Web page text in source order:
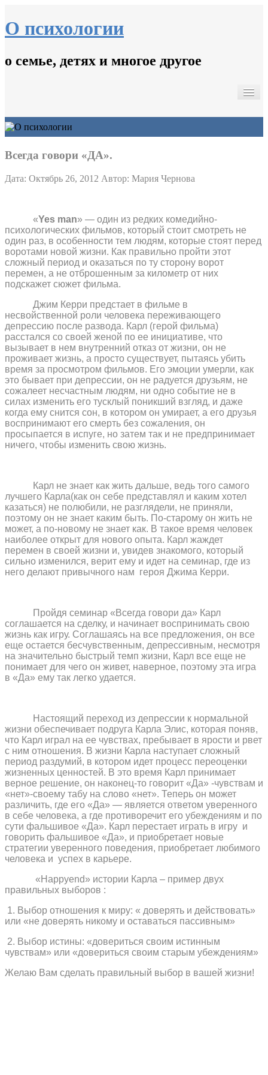
О психологии
о семье, детях и многое другое
Психологические тесты.
Кинопсихотерапия
Контакты
Всегда говори «ДА».
Дата: Октябрь 26, 2012 Автор: Мария Чернова
«Yes man» — один из редких комедийно-
психологических фильмов, который стоит смотреть не
один раз, в особенности тем людям, которые стоят перед
воротами новой жизни. Как правильно пройти этот
сложный период и оказаться по ту сторону ворот
перемен, а не отброшенным за километр от них
подскажет сюжет фильма.
Джим Керри предстает в фильме в
несвойственной роли человека переживающего
депрессию после развода. Карл (герой фильма)
расстался со своей женой по ее инициативе, что
вызывает в нем внутренний отказ от жизни, он не
проживает жизнь, а просто существует, пытаясь убить
время за просмотром фильмов. Его эмоции умерли, как
это бывает при депрессии, он не радуется друзьям, не
сожалеет несчастным людям, ни одно событие не в
силах изменить его тусклый поникший взгляд, и даже
когда ему снится сон, в котором он умирает, а его друзья
воспринимают его смерть без сожаления, он
просыпается в испуге, но затем так и не предпринимает
ничего, чтобы изменить свою жизнь.
Карл не знает как жить дальше, ведь того самого
лучшего Карла(как он себе представлял и каким хотел
казаться) не полюбили, не разглядели, не приняли,
поэтому он не знает каким быть. По-старому он жить не
может, а по-новому не знает как. В такое время человек
наиболее открыт для нового опыта. Карл жаждет
перемен в своей жизни и, увидев знакомого, который
сильно изменился, верит ему и идет на семинар, где из
него делают привычного нам героя Джима Керри.
Пройдя семинар «Всегда говори да» Карл
соглашается на сделку, и начинает воспринимать свою
жизнь как игру. Соглашаясь на все предложения, он все
еще остается бесчувственным, депрессивным, несмотря
на значительно быстрый темп жизни, Карл все еще не
понимает для чего он живет, наверное, поэтому эта игра
в «Да» ему так легко удается.
Настоящий переход из депрессии к нормальной
жизни обеспечивает подруга Карла Элис, которая поняв,
что Карл играл на ее чувствах, пребывает в ярости и рвет
с ним отношения. В жизни Карла наступает сложный
период раздумий, в котором идет процесс переоценки
жизненных ценностей. В это время Карл принимает
верное решение, он наконец-то говорит «Да» -чувствам и
«нет»-своему табу на слово «нет». Теперь он может
различить, где его «Да» — является ответом уверенного
в себе человека, а где противоречит его убеждениям и по
сути фальшивое «Да». Карл перестает играть в игру и
говорить фальшивое «Да», и приобретает новые
стратегии уверенного поведения, приобретает любимого
человека и успех в карьере.
« Happyend» истории Карла – пример двух
правильных выборов :
1. Выбор отношения к миру: « доверять и действовать»
или «не доверять никому и оставаться пассивным»
2. Выбор истины: «довериться своим истинным
чувствам» или «довериться своим старым убеждениям»
Желаю Вам сделать правильный выбор в вашей жизни!